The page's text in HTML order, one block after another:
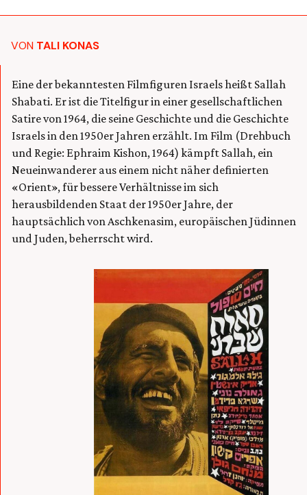
VON TALI KONAS
Eine der bekanntesten Filmfiguren Israels heißt Sallah
Shabati. Er ist die Titelfigur in einer gesellschaftlichen
Satire von 1964, die seine Geschichte und die Geschichte
Israels in den 1950er Jahren erzählt. Im Film (Drehbuch
und Regie: Ephraim Kishon, 1964) kämpft Sallah, ein
Neueinwanderer aus einem nicht näher definierten
«Orient», für bessere Verhältnisse im sich
herausbildenden Staat der 1950er Jahre, der
hauptsächlich von Aschkenasim, europäischen Jüdinnen
und Juden, beherrscht wird.